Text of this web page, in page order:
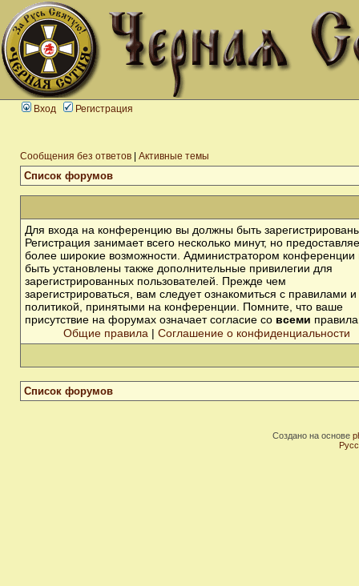
Вход Регистрация
Сообщения без ответов Активные темы
Список форумов
Для входа на конференцию вы должны быть
Регистрация занимает всего несколько минут, но
более широкие возможности. Администратором конференции
быть установлены также дополнительные привилегии для
зарегистрированных пользователей. Прежде чем
зарегистрироваться, вам следует ознакомиться с правилами и
политикой, принятыми на конференции. Помните, что ваше
присутствие на форумах означает согласие со всеми
Общие правила | Соглашение о конфиденциальности
Список форумов
Создано на основе